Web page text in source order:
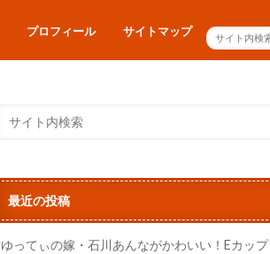
プロフィール サイトマップ
最近の投稿
ゆってぃの嫁・石川あんながかわいい！Eカップ